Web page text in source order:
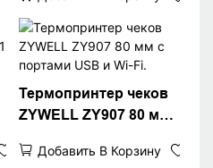
USB+LAN/USB+WIFI/Bl
uetooth
(опционально),
черный.
Термопринтер чеков
ZYWELL ZY907 80 мм
Fi. Добавить В Корзину